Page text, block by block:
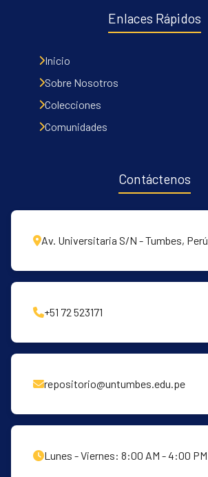
Enlaces Rápidos
Inicio
Sobre Nosotros
Colecciones
Comunidades
Contáctenos
Av. Universitaria S/N - Tumbes, Perú
+51 72 523171
repositorio@untumbes.edu.pe
Lunes - Viernes: 8:00 AM - 4:00 PM